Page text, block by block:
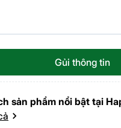
Gủi thông tin
sản phẩm nổi bật tại